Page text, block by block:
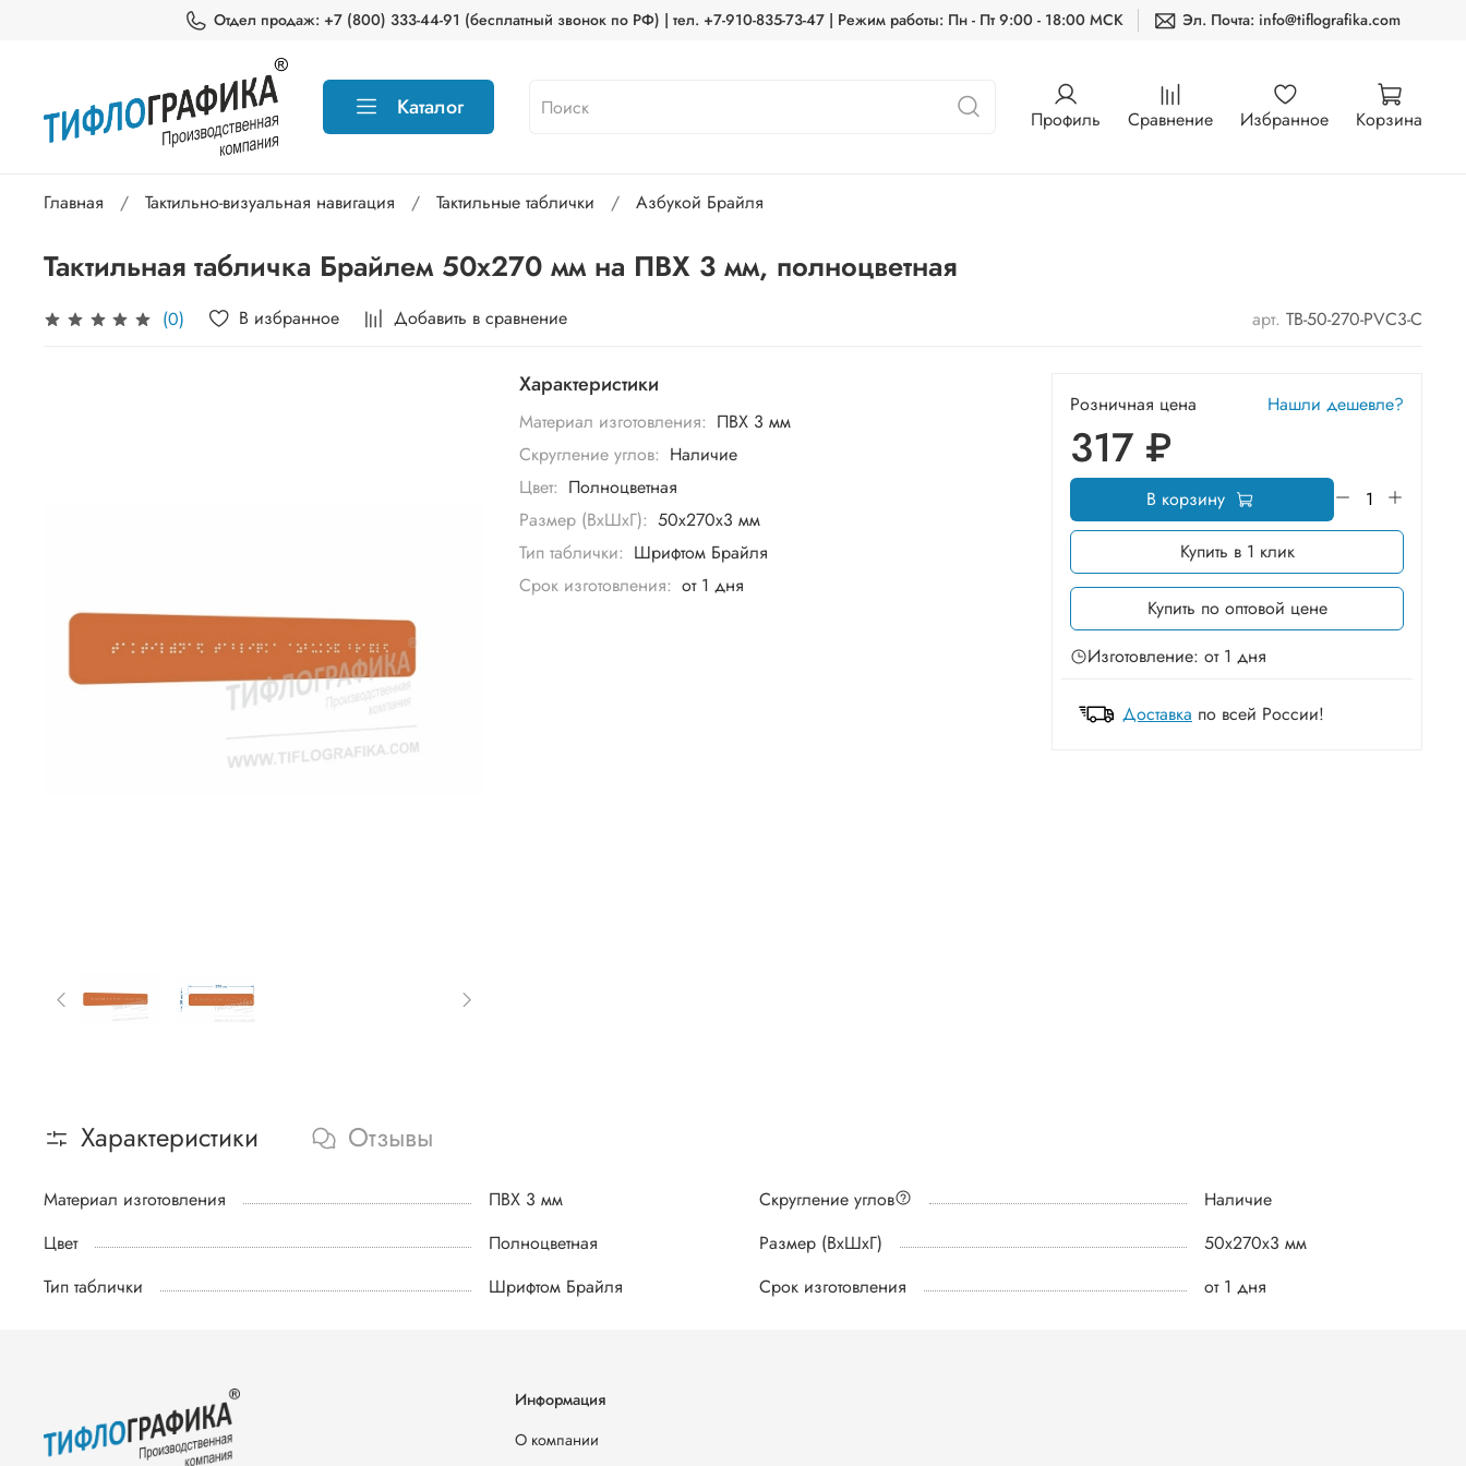
Отдел продаж: +7 (800) 333-44-91 (бесплатный звонок по РФ) | тел. +7-910-835-73-47 | Режим работы: Пн - Пт 9:00 - 18:00 МСК Эл. Почта: info@tiflografika.com
Каталог Профиль Сравнение Избранное Корзина
Главная Тактильно-визуальная навигация Тактильные таблички Азбукой Брайля
Тактильная табличка Брайлем 50х270 мм на ПВХ 3 мм, полноцветная
(0) В избранное Добавить в сравнение арт. TB-50-270-PVC3-С
Характеристики
Материал изготовления: ПВХ 3 мм
Скругление углов: Наличие
Цвет: Полноцветная
Размер (ВхШхГ): 50х270х3 мм
Тип таблички: Шрифтом Брайля
Срок изготовления: от 1 дня
Розничная цена Нашли дешевле?
317 ₽
В корзину
Купить в 1 клик
Купить по оптовой цене
Изготовление: от 1 дня
Доставка по всей России!
Характеристики Отзывы
Материал изготовления ПВХ 3 мм Скругление углов
Наличие
Цвет
Полноцветная Размер (ВхШхГ)
50х270х3 мм
Тип таблички
Шрифтом Брайля Срок изготовления от 1 дня
Информация
О компании